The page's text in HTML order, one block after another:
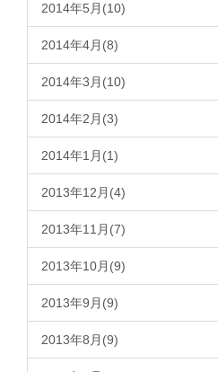
2014年5月(10)
2014年4月(8)
2014年3月(10)
2014年2月(3)
2014年1月(1)
2013年12月(4)
2013年11月(7)
2013年10月(9)
2013年9月(9)
2013年8月(9)